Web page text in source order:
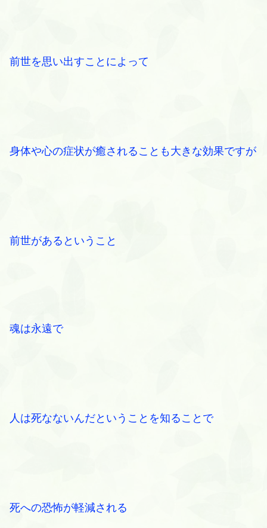
前世を思い出すことによって
身体や心の症状が癒されることも大きな効果ですが
前世があるということ
魂は永遠で
人は死なないんだということを知ることで
死への恐怖が軽減される